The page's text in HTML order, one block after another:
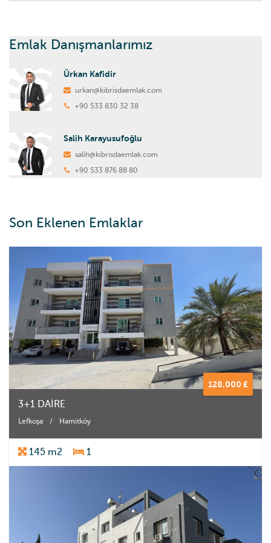
Emlak Danışmanlarımız
Ürkan Kafidir
urkan@kibrisdaemlak.com
+90 533 830 32 38
Salih Karayusufoğlu
salih@kibrisdaemlak.com
+90 533 876 88 80
Son Eklenen Emlaklar
128,000 £
3+1 DAİRE
Lefkoşa / Hamitköy
145 m2 1